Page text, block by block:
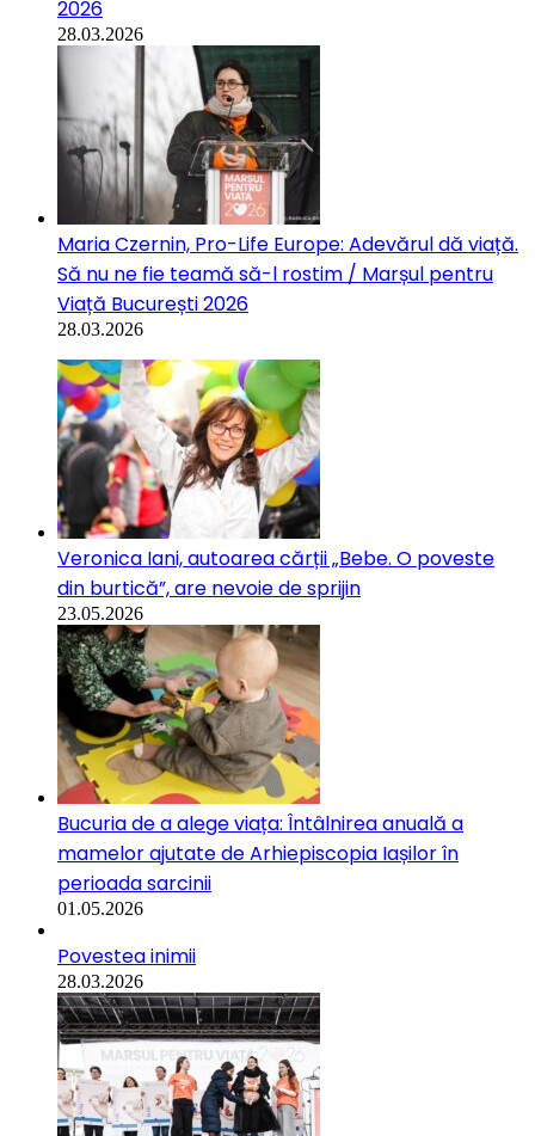
2026
28.03.2026
Maria Czernin, Pro-Life Europe: Adevărul dă viață.
Să nu ne fie teamă să-l rostim / Marșul pentru
Viață București 2026
28.03.2026
Veronica Iani, autoarea cărții „Bebe. O poveste
din burtică”, are nevoie de sprijin
23.05.2026
Bucuria de a alege viața: Întâlnirea anuală a
mamelor ajutate de Arhiepiscopia Iașilor în
perioada sarcinii
01.05.2026
Povestea inimii
28.03.2026